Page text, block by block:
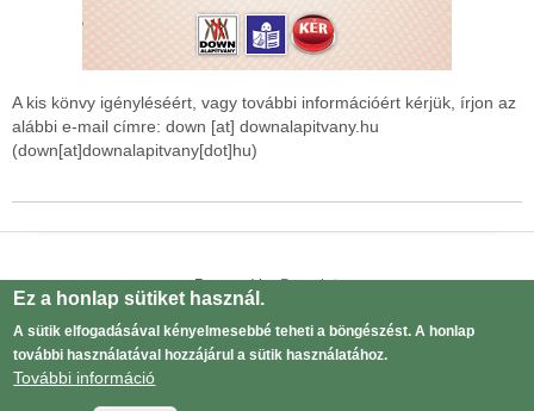
A kis könvy igényléséért, vagy további információért kérjük, írjon az
alábbi e-mail címre: down [at] downalapitvany.hu
(down[at]downalapitvany[dot]hu)
Powered byDrupal
Lábléc
menü
User
Log in
Ez a honlap sütiket használ.
A sütik elfogadásával kényelmesebbé teheti a böngészést. A honlap
további használatával hozzájárul a sütik használatához.
További információ